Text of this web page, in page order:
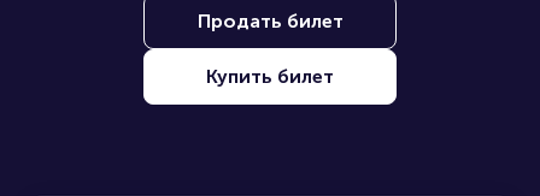
Продать билет
Купить билет